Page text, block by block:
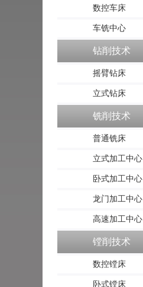
数控车床
车铣中心
钻削技术
摇臂钻床
立式钻床
铣削技术
普通铣床
立式加工中心
卧式加工中心
龙门加工中心
高速加工中心
镗削技术
数控镗床
卧式镗床